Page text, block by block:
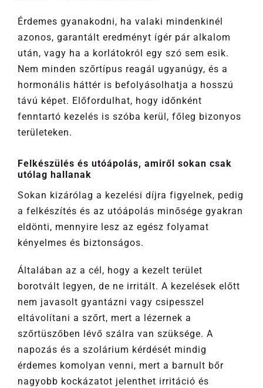
Érdemes gyanakodni, ha valaki mindenkinél
azonos, garantált eredményt ígér pár alkalom
után, vagy ha a korlátokról egy szó sem esik.
Nem minden szőrtípus reagál ugyanúgy, és a
hormonális háttér is befolyásolhatja a hosszú
távú képet. Előfordulhat, hogy időnként
fenntartó kezelés is szóba kerül, főleg bizonyos
területeken.
Felkészülés és utóápolás, amiről sokan csak
utólag hallanak
Sokan kizárólag a kezelési díjra figyelnek, pedig
a felkészítés és az utóápolás minősége gyakran
eldönti, mennyire lesz az egész folyamat
kényelmes és biztonságos.
Általában az a cél, hogy a kezelt terület
borotvált legyen, de ne irritált. A kezelések előtt
nem javasolt gyantázni vagy csipesszel
eltávolítani a szőrt, mert a lézernek a
szőrtüszőben lévő szálra van szüksége. A
napozás és a szolárium kérdését mindig
érdemes komolyan venni, mert a barnult bőr
nagyobb kockázatot jelenthet irritáció és